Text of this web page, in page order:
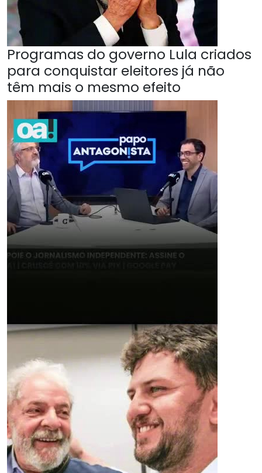
Programas do governo Lula criados
para conquistar eleitores já não
têm mais o mesmo efeito